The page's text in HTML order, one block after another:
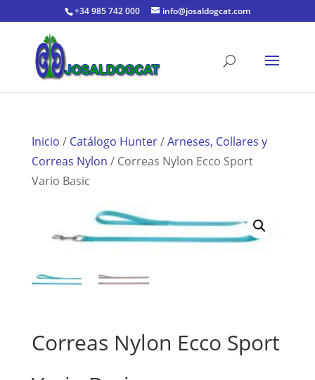
+34 985 742 000 info@josaldogcat.com
Inicio / Catálogo Hunter/Arneses, Collares y
Correas Nylon / Correas Nylon Ecco Sport
Vario Basic
Correas Nylon Ecco Sport